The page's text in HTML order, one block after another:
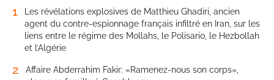
1
Les révélations explosives de Matthieu Ghadiri, ancien
agent du contre-espionnage français infiltré en Iran, sur les
liens entre le régime des Mollahs, le Polisario, le Hezbollah
et l’Algérie
2
Affaire Abderrahim Fakir: «Ramenez-nous son corps»,